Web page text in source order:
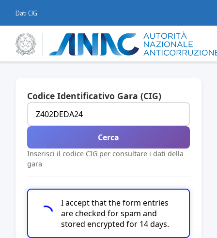
Dati CIG
Codice Identificativo Gara (CIG)
Cerca
Inserisci il codice CIG per consultare i dati della
gara
I accept that the form entries
are checked for spam and
stored encrypted for 14 days.